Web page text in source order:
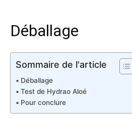
Déballage
Sommaire de l'article
Déballage
Test de Hydrao Aloé
Pour conclure